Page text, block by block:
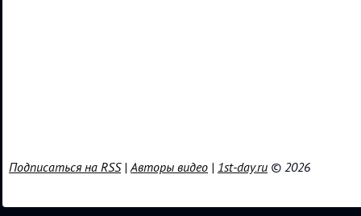
Подписаться на RSS|Авторы видео | 1st-day.ru © 2026